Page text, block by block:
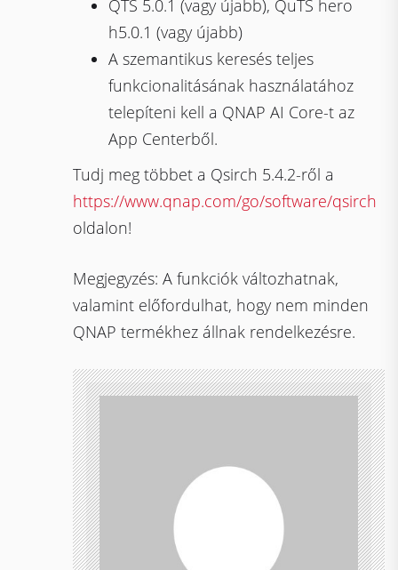
QTS 5.0.1 (vagy újabb), QuTS hero
h5.0.1 (vagy újabb)
A szemantikus keresés teljes
funkcionalitásának használatához
telepíteni kell a QNAP AI Core-t az
App Centerből.
Tudj meg többet a Qsirch 5.4.2-ről a
https://www.qnap.com/go/software/qsirch
oldalon!
Megjegyzés: A funkciók változhatnak,
valamint előfordulhat, hogy nem minden
QNAP termékhez állnak rendelkezésre.